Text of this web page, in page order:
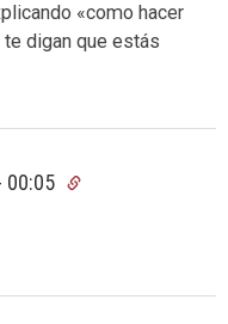
«como hacer
te digan que estás
00:05